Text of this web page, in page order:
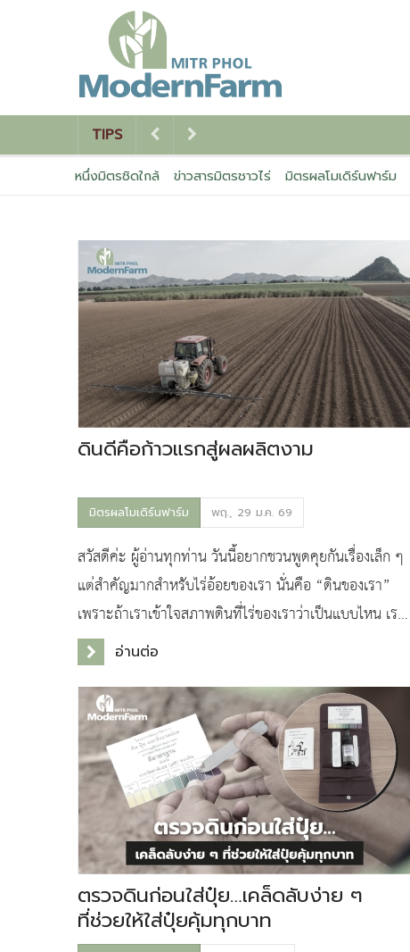
TIPS
หนึ่งมิตรชิดใกล้ ข่าวสารมิตรชาวไร่ มิตรผลโมเดิร์นฟาร์ม
ดินดีคือก้าวแรกสู่ผลผลิตงาม
มิตรผลโมเดิร์นฟาร์ม พฤ., 29 ม.ค. 69
สวัสดีค่ะ ผู้อ่านทุกท่าน วันนี้อยากชวนพูดคุยกันเรื่องเล็ก ๆ
แต่สำคัญมากสำหรับไร่อ้อยของเรา นั่นคือ “ดินของเรา”
เพราะถ้าเราเข้าใจสภาพดินที่ไร่ของเราว่าเป็นแบบไหน เรา
จะสามารถดูแล ปรับปรุง และบำรุงดินให้
อ่านต่อ
ตรวจดินก่อนใส่ปุ๋ย…เคล็ดลับง่าย ๆ
ที่ช่วยให้ใส่ปุ๋ยคุ้มทุกบาท